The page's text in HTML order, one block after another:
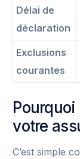
Délai de
déclaration
Exclusions
courantes
votre
C’est simple